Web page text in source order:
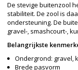
De stevige buitenzool
stabiliteit. De zool is
ondersteuning. De
gravel-, smashcourt-,
Belangrijkste
Ondergrond: gravel,
Brede pasvorm